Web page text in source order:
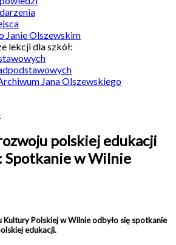
Janie Olszewskim
lekcji dla szkół:
Jana Olszewskiego
polskiej edukacji
Spotkanie w Wilnie
Polskiej w Wilnie odbyło się spotkanie
edukacji.